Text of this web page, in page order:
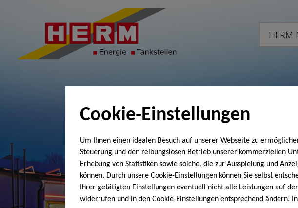
Cookie-Einstellungen
Um Ihnen einen idealen Besuch auf unserer Webseite zu
Steuerung und den reibungslosen Betrieb unserer kommerziellen
Erhebung von Statistiken sowie solche, die zur Ausspielung und
können. Durch unsere Cookie-Einstellungen können Sie selbst
Ihrer getätigten Einstellungen eventuell nicht alle Leistungen auf
widerrufen und in den Cookie-Einstellungen entsprechend ändern.
HERM